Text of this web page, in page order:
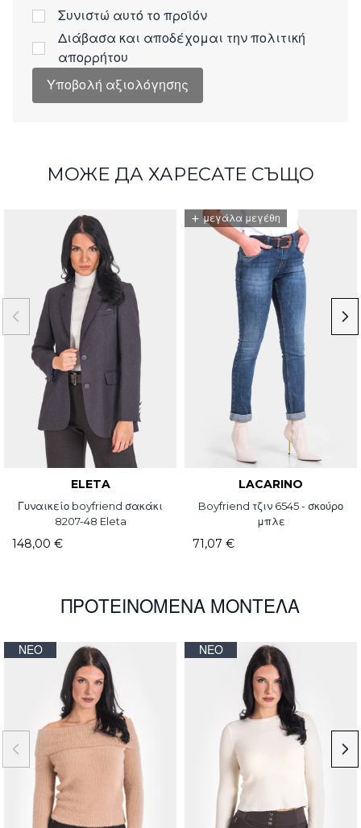
Συνιστώ αυτό το προϊόν
Διάβασα και αποδέχομαι την πολιτική
απορρήτου
Υποβολή αξιολόγησης
МОЖЕ ДА ХАРЕСАТЕ СЪЩО
ELETA
Γυναικείο boyfriend σακάκι
8207-48 Eleta
148,00 €
+ μεγάλα μεγέθη
LACARINO
Boyfriend τζιν 6545 - σκούρο
μπλε
71,07 €
ΠΡΟΤΕΙΝΌΜΕΝΑ ΜΟΝΤΈΛΑ
ΝΈΟ ΝΈΟ